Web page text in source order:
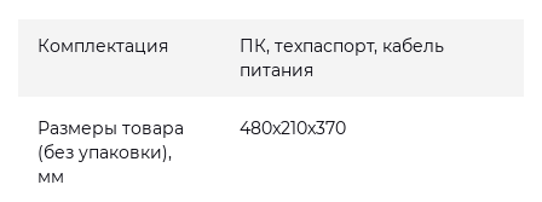
Комплектация
ПК, техпаспорт, кабель
питания
Размеры товара
(без упаковки),
мм
480x210x370